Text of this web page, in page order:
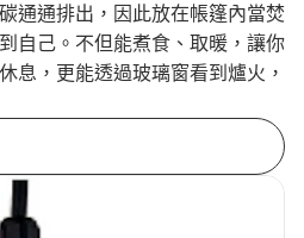
通通排出，因此放在帳篷內當焚
自己。不但能煮食、取暖，讓你
息，更能透過玻璃窗看到爐火，